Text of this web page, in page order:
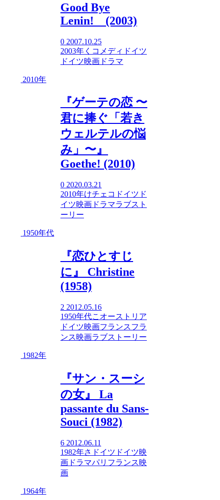
Good Bye
Lenin! (2003)
0 2007.10.25
2003年 く コメディ ドイツ
ドイツ映画 ドラマ
2010年
『ゲーテの恋 〜
君に捧ぐ「若き
ウェルテルの悩
み」〜』
Goethe! (2010)
0 2020.03.21
2010年けチェコ ドイツ ド
イツ映画 ドラマラブスト
ーリー
1950年代
『恋ひとすじ
に』 Christine
(1958)
2 2012.05.16
1950年代こ オーストリア
ドイツ映画フランスフラ
ンス映画ラブストーリー
1982年
『サン・スーシ
の女』 La
passante du Sans-
Souci (1982)
6 2012.06.11
1982年さ ドイツ ドイツ映
画 ドラマパリ フランス映
画
1964年